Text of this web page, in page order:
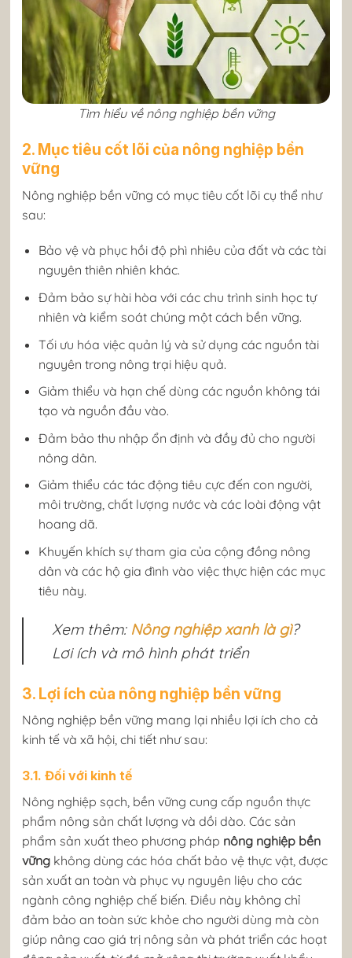
Tìm hiểu về nông nghiệp bền vững
2. Mục tiêu cốt lõi của nông nghiệp bền
vững
Nông nghiệp bền vững có mục tiêu cốt lõi cụ thể như
sau:
Bảo vệ và phục hồi độ phì nhiêu của đất và các tài
nguyên thiên nhiên khác.
Đảm bảo sự hài hòa với các chu trình sinh học tự
nhiên và kiểm soát chúng một cách bền vững.
Tối ưu hóa việc quản lý và sử dụng các nguồn tài
nguyên trong nông trại hiệu quả.
Giảm thiểu và hạn chế dùng các nguồn không tái
tạo và nguồn đầu vào.
Đảm bảo thu nhập ổn định và đầy đủ cho người
nông dân.
Giảm thiểu các tác động tiêu cực đến con người,
môi trường, chất lượng nước và các loài động vật
hoang dã.
Khuyến khích sự tham gia của cộng đồng nông
dân và các hộ gia đình vào việc thực hiện các mục
tiêu này.
Xem thêm: Nông nghiệp xanh là gì?
Lơi ích và mô hình phát triển
3. Lợi ích của nông nghiệp bền vững
Nông nghiệp bền vững mang lại nhiều lợi ích cho cả
kinh tế và xã hội, chi tiết như sau:
3.1. Đối với kinh tế
Nông nghiệp sạch, bền vững cung cấp nguồn thực
phẩm nông sản chất lượng và dồi dào. Các sản
phẩm sản xuất theo phương pháp nông nghiệp bền
vững không dùng các hóa chất bảo vệ thực vật, được
sản xuất an toàn và phục vụ nguyên liệu cho các
ngành công nghiệp chế biến. Điều này không chỉ
đảm bảo an toàn sức khỏe cho người dùng mà còn
giúp nâng cao giá trị nông sản và phát triển các hoạt